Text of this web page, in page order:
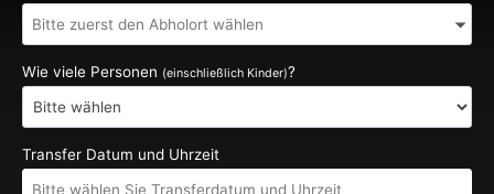
Wie viele Personen (einschließlich Kinder)?
Transfer Datum und Uhrzeit